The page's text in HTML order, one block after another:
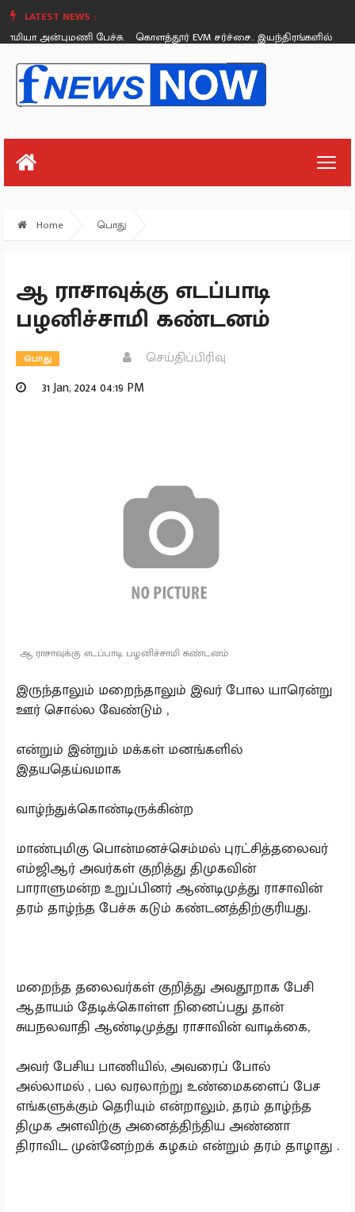
LATEST NEWS :
அன்புமணி பேச்சு.
கொளத்தூர் EVM சர்ச்சை.. இயந்திரங்களில்
Saturday, August 26
Home பொது
ஆ ராசாவுக்கு எடப்பாடி
பழனிச்சாமி கண்டனம்
பொது
செய்திப்பிரிவு
31 Jan, 2024 04:19 PM
ஆ ராசாவுக்கு எடப்பாடி பழனிச்சாமி கண்டனம்
இருந்தாலும் மறைந்தாலும் இவர் போல யாரென்று
ஊர் சொல்ல வேண்டும் ,
என்றும் இன்றும் மக்கள் மனங்களில்
இதயதெய்வமாக
வாழ்ந்துக்கொண்டிருக்கின்ற
மாண்புமிகு பொன்மனச்செம்மல் புரட்சித்தலைவர்
எம்ஜிஆர் அவர்கள் குறித்து திமுகவின்
பாராளுமன்ற உறுப்பினர் ஆண்டிமுத்து ராசாவின்
தரம் தாழ்ந்த பேச்சு கடும் கண்டனத்திற்குரியது.
மறைந்த தலைவர்கள் குறித்து அவதூறாக பேசி
ஆதாயம் தேடிக்கொள்ள நினைப்பது தான்
சுயநலவாதி ஆண்டிமுத்து ராசாவின் வாடிக்கை,
அவர் பேசிய பாணியில், அவரைப் போல்
அல்லாமல் , பல வரலாற்று உண்மைகளைப் பேச
எங்களுக்கும் தெரியும் என்றாலும், தரம் தாழ்ந்த
திமுக அளவிற்கு அனைத்திந்திய அண்ணா
திராவிட முன்னேற்றக் கழகம் என்றும் தரம் தாழாது .